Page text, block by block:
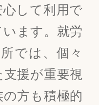
して利用で
ます。就労
では、個々
援が重要視
方も積極的